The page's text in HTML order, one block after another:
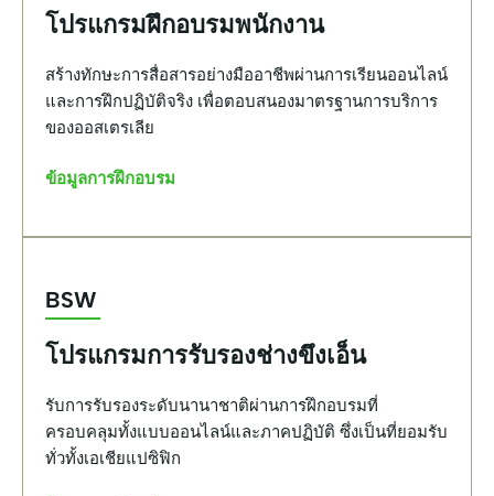
โปรแกรมฝึกอบรมพนักงาน
สร้างทักษะการสื่อสารอย่างมืออาชีพผ่านการเรียนออนไลน์
และการฝึกปฏิบัติจริง เพื่อตอบสนองมาตรฐานการบริการ
ของออสเตรเลีย
ข้อมูลการฝึกอบรม
BSW
โปรแกรมการรับรองช่างขึงเอ็น
รับการรับรองระดับนานาชาติผ่านการฝึกอบรมที่
ครอบคลุมทั้งแบบออนไลน์และภาคปฏิบัติ ซึ่งเป็นที่ยอมรับ
ทั่วทั้งเอเชียแปซิฟิก